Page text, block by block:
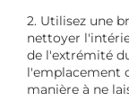
2. Utilisez une
nettoyer
de l'extrémité
l'emplacement
manière à ne